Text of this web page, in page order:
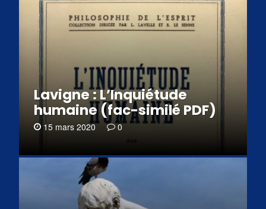
Lavigne : L’Inquiétude
humaine (fac-similé PDF)
15 mars 2020 0